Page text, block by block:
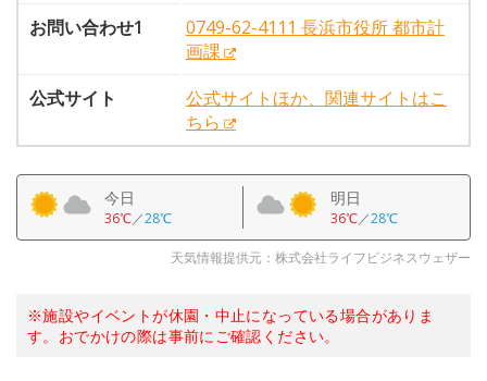
お問い合わせ1
0749-62-4111 長浜市役所 都市計
画課
公式サイト
公式サイトほか、関連サイトはこ
ちら
今日
36℃／28℃
明日
36℃／28℃
天気情報提供元：株式会社ライフビジネスウェザー
※施設やイベントが休園・中止になっている場合がありま
す。おでかけの際は事前にご確認ください。